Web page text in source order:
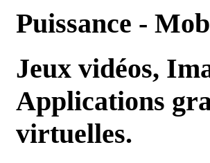
Puissance -
Jeux vidéos,
Applications
virtuelles.